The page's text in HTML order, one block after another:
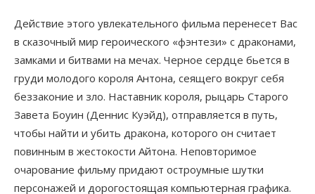
Действие этого увлекательного фильма перенесет Вас
в сказочный мир героического «фэнтези» с драконами,
замками и битвами на мечах. Черное сердце бьется в
груди молодого короля Антона, сеящего вокруг себя
беззаконие и зло. Наставник короля, рыцарь Старого
Завета Боуин (Деннис Куэйд), отправляется в путь,
чтобы найти и убить дракона, которого он считает
повинным в жестокости Айтона. Неповторимое
очарование фильму придают остроумные шутки
персонажей и дорогостоящая компьютерная графика.